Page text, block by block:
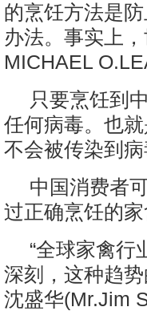
的烹饪方法是
办法。事实上
MICHAEL
只要烹饪到
任何病毒。也
不会被传染到病
中国消费者
过正确烹饪的家
“全球家禽行
深刻，这种趋
沈盛华(Mr.Jim